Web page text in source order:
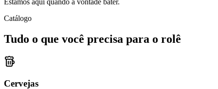
Estamos aqui quando a vontade bater.
Catálogo
Tudo o que você precisa para o rolê
Cervejas